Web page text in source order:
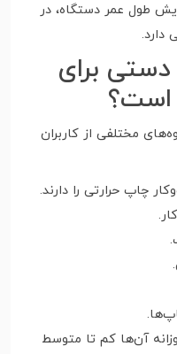
طول عمر دستگاه، در
برای
است؟
مختلفی از کاربران
چاپ حرارتی را دارند.
آن‌ها کم تا متوسط